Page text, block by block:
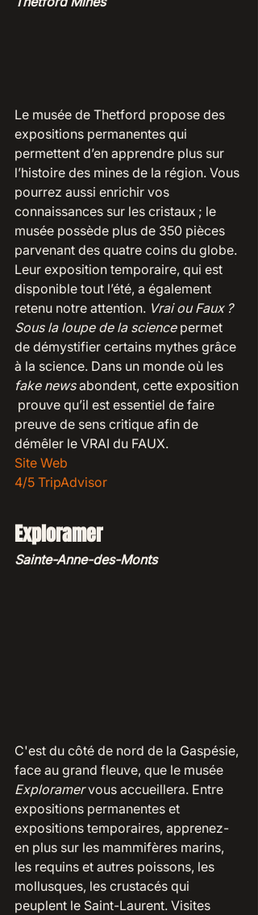
Le musée de Thetford propose des
expositions permanentes qui
permettent d’en apprendre plus sur
l’histoire des mines de la région. Vous
pourrez aussi enrichir vos
connaissances sur les cristaux ; le
musée possède plus de 350 pièces
parvenant des quatre coins du globe.
Leur exposition temporaire, qui est
disponible tout l’été, a également
retenu notre attention. Vrai ou Faux ?
Sous la loupe de la science permet
de démystifier certains mythes grâce
à la science. Dans un monde où les
fake news abondent, cette exposition
prouve qu’il est essentiel de faire
preuve de sens critique afin de
démêler le VRAI du FAUX.
Site Web
4/5 TripAdvisor
Exploramer
Sainte-Anne-des-Monts
C'est du côté de nord de la Gaspésie,
face au grand fleuve, que le musée
Exploramer vous accueillera. Entre
expositions permanentes et
expositions temporaires, apprenez-
en plus sur les mammifères marins,
les requins et autres poissons, les
mollusques, les crustacés qui
peuplent le Saint-Laurent. Visites